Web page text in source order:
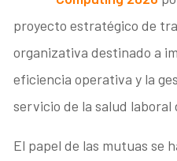
proyecto estratégico de
organizativa destinado a
eficiencia operativa y la
servicio de la salud laboral
El papel de las mutuas se